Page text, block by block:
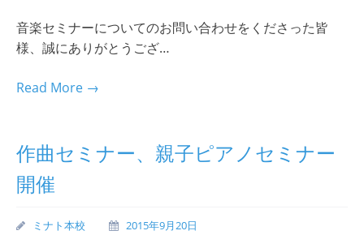
音楽セミナーについてのお問い合わせをくださった皆
様、誠にありがとうござ…
Read More →
作曲セミナー、親子ピアノセミナー
開催
ミナト本校 2015年9月20日